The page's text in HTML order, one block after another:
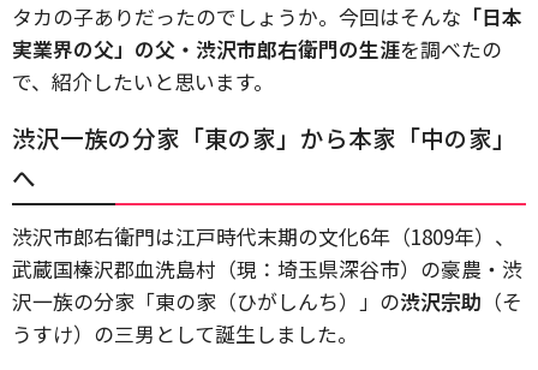
タカの子ありだったのでしょうか。今回はそんな 「日本
実業界の父」の父・渋沢市郎右衛門の生涯を調べたの
で、紹介したいと思います。
渋沢一族の分家「東の家」から本家「中の家」
へ
渋沢市郎右衛門は江戸時代末期の文化6年（1809年）、
武蔵国榛沢郡血洗島村（現：埼玉県深谷市）の豪農・渋
沢一族の分家「東の家（ひがしんち）」の渋沢宗助 （そ
うすけ）の三男として誕生しました。